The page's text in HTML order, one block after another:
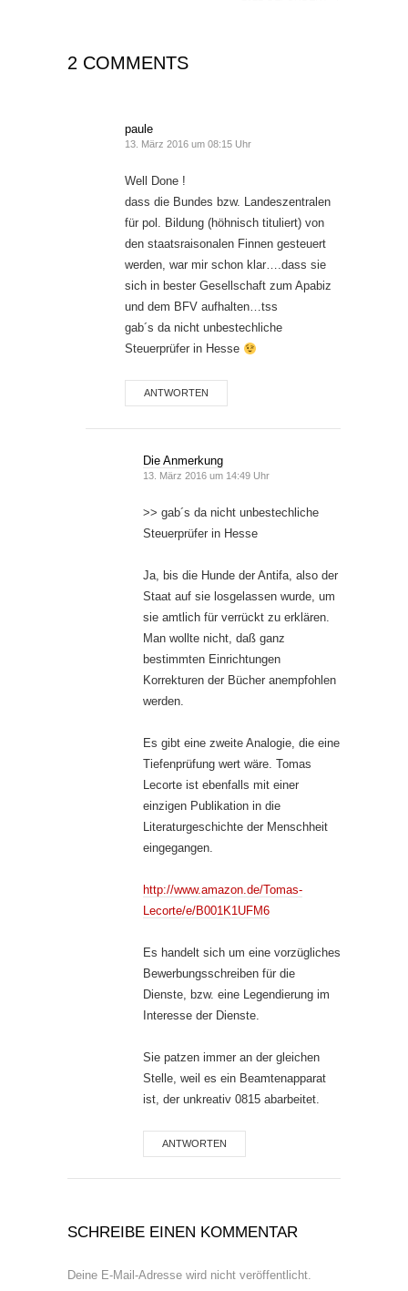
2 COMMENTS
paule
13. März 2016 um 08:15 Uhr
Well Done !
dass die Bundes bzw. Landeszentralen
für pol. Bildung (höhnisch tituliert) von
den staatsraisonalen Finnen gesteuert
werden, war mir schon klar….dass sie
sich in bester Gesellschaft zum Apabiz
und dem BFV aufhalten…tss
gab´s da nicht unbestechliche
Steuerprüfer in Hesse
ANTWORTEN
Die Anmerkung
13. März 2016 um 14:49 Uhr
>> gab´s da nicht unbestechliche
Steuerprüfer in Hesse
Ja, bis die Hunde der Antifa, also der
Staat auf sie losgelassen wurde, um
sie amtlich für verrückt zu erklären.
Man wollte nicht, daß ganz
bestimmten Einrichtungen
Korrekturen der Bücher anempfohlen
werden.
Es gibt eine zweite Analogie, die eine
Tiefenprüfung wert wäre. Tomas
Lecorte ist ebenfalls mit einer
einzigen Publikation in die
Literaturgeschichte der Menschheit
eingegangen.
http://www.amazon.de/Tomas-
Lecorte/e/B001K1UFM6
Es handelt sich um eine vorzügliches
Bewerbungsschreiben für die
Dienste, bzw. eine Legendierung im
Interesse der Dienste.
Sie patzen immer an der gleichen
Stelle, weil es ein Beamtenapparat
ist, der unkreativ 0815 abarbeitet.
ANTWORTEN
SCHREIBE EINEN KOMMENTAR
Deine E-Mail-Adresse wird nicht veröffentlicht.